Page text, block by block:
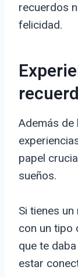
recuerdos
felicidad.
Además de
papel
sueños.
Si tienes
con un tipo
que te
estar